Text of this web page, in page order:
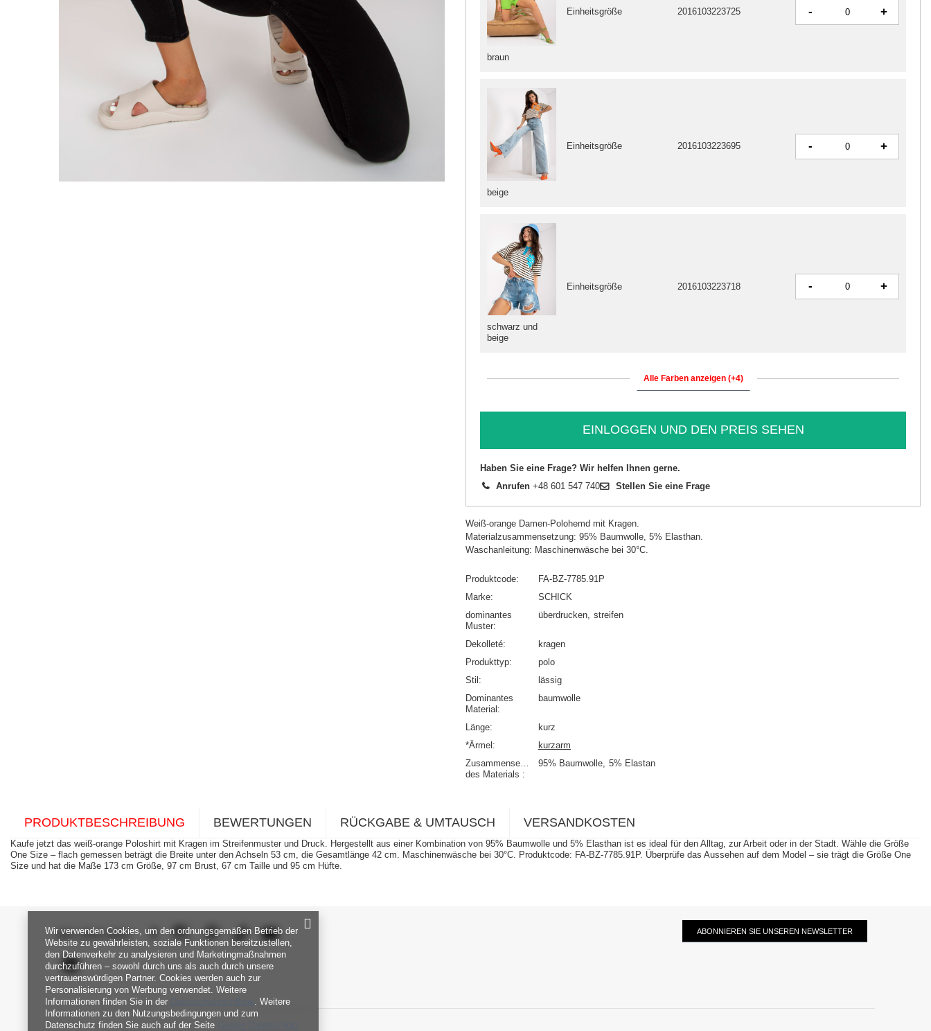
braun
Einheitsgröße 2016103223725 - +
beige
Einheitsgröße 2016103223695 - +
schwarz und
beige
Einheitsgröße 2016103223718 - +
Alle Farben anzeigen (+4)
EINLOGGEN UND DEN PREIS SEHEN
Haben Sie eine Frage? Wir helfen Ihnen gerne.
Anrufen +48 601 547 740 Stellen Sie eine Frage
Weiß-orange Damen-Polohemd mit Kragen.
Materialzusammensetzung: 95% Baumwolle, 5% Elasthan.
Waschanleitung: Maschinenwäsche bei 30°C.
Produktcode
FA-BZ-7785.91P
Marke
SCHICK
dominantes
Muster
überdrucken streifen
Dekolleté
kragen
Produkttyp
polo
Stil
lässig
Dominantes
Material
baumwolle
Länge
kurz
*Ärmel
kurzarm
Zusammensetzung
des Materials
95% Baumwolle 5% Elastan
PRODUKTBESCHREIBUNG BEWERTUNGEN RÜCKGABE & UMTAUSCH VERSANDKOSTEN
Kaufe jetzt das weiß-orange Poloshirt mit Kragen im Streifenmuster und Druck. Hergestellt aus einer Kombination von 95% Baumwolle und 5% Elasthan ist es ideal für den Alltag, zur Arbeit oder in der Stadt. Wähle die Größe
One Size – flach gemessen beträgt die Breite unter den Achseln 53 cm, die Gesamtlänge 42 cm. Maschinenwäsche bei 30°C. Produktcode: FA-BZ-7785.91P. Überprüfe das Aussehen auf dem Model – sie trägt die Größe One
Size und hat die Maße 173 cm Größe, 97 cm Brust, 67 cm Taille und 95 cm Hüfte.
SEI UNS NAH ABONNIEREN SIE UNSEREN NEWSLETTER
Wir verwenden Cookies, um den ordnungsgemäßen Betrieb der
Website zu gewährleisten, soziale Funktionen bereitzustellen,
den Datenverkehr zu analysieren und Marketingmaßnahmen
durchzuführen – sowohl durch uns als auch durch unsere
vertrauenswürdigen Partner. Cookies werden auch zur
Personalisierung von Werbung verwendet. Weitere
Informationen finden Sie in der
. Weitere
Informationen zu den Nutzungsbedingungen und zum
Datenschutz finden Sie auch auf der Seite